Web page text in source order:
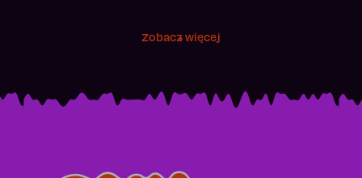
Zobacz więcej